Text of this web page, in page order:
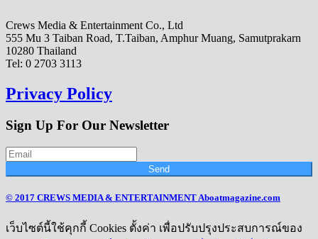
Crews Media & Entertainment Co., Ltd
555 Mu 3 Taiban Road, T.Taiban, Amphur Muang, Samutprakarn
10280 Thailand
Tel: 0 2703 3113
Privacy Policy
Sign Up For Our Newsletter
Send
© 2017 CREWS MEDIA & ENTERTAINMENT Aboatmagazine.com
เว็บไซต์นี้ใช้คุกกี้ Cookies ตั้งค่า เพื่อปรับปรุงประสบการณ์ของ